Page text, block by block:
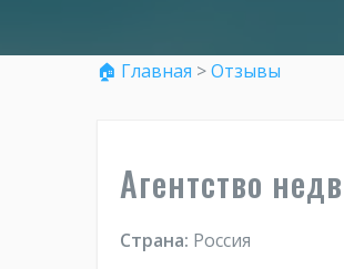
🏠 Главная >Отзывы
Агентство
Страна: Россия